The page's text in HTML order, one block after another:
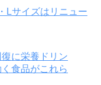
Lサイズはリニュー